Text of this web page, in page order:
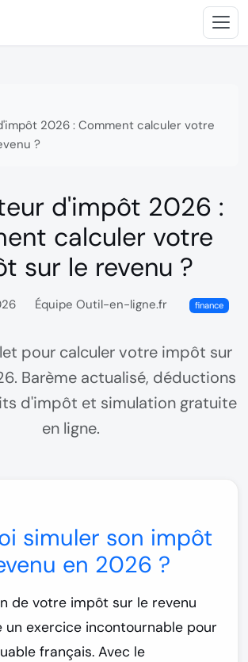
2026 : Comment calculer votre
?
d'impôt 2026 :
calculer votre
sur le revenu ?
Équipe Outil-en-ligne.fr finance
pour calculer votre impôt sur
Barème actualisé, déductions
d'impôt et simulation gratuite
en ligne.
simuler son impôt
en 2026 ?
de votre impôt sur le revenu
un exercice incontournable pour
français. Avec le